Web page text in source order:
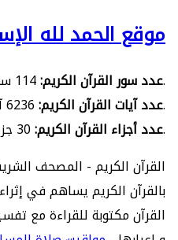
موقع الحمد لله
1- عدد سور القرآن الكريم:114 سورة.
2- عدد آيات القرآن الكريم:6236 آية.
3- عدد أجزاء القرآن الكريم:30 جزء.
القرآن الكريم - المصحف
بالقرآن الكريم يساهم في
القرآن مكتوبة للقراءة مع